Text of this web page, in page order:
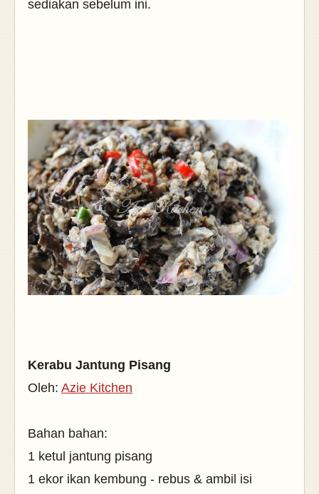
sediakan sebelum ini.
Kerabu Jantung Pisang
Oleh: Azie Kitchen
Bahan bahan:
1 ketul jantung pisang
1 ekor ikan kembung - rebus & ambil isi